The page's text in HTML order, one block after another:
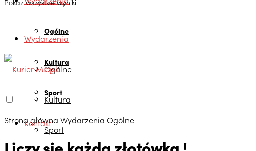
Pokaż wszystkie wyniki
Ogólne
Kultura
Sport
Kontakt
Wydarzenia
Ogólne
Kultura
Sport
Strona główna Wydarzenia Ogólne